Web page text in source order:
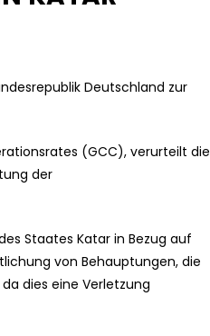
Deutschland zur
(GCC), verurteilt die
der
Staates Katar in Bezug auf
von Behauptungen, die
dies eine Verletzung